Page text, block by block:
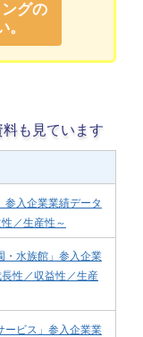
グの
も見ています
入企業業績データ
／生産性～
・水族館」参入企業
性／収益性／生産
ービス」参入企業業